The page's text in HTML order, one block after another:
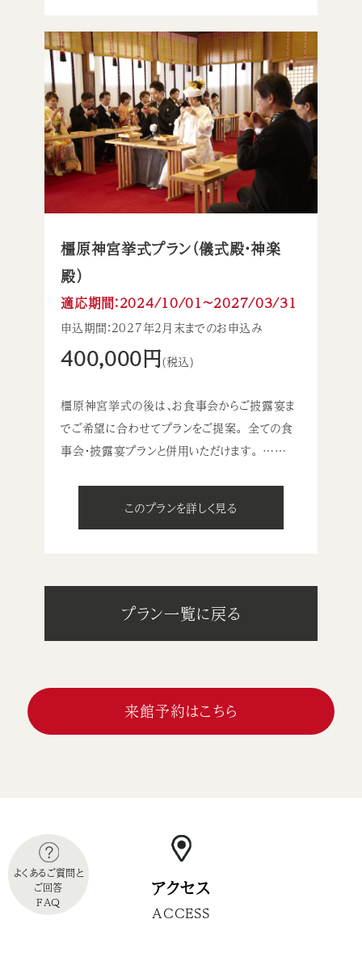
橿原神宮挙式プラン（儀式殿・神楽
殿）
適応期間：2024/10/01〜2027/03/31
申込期間：2027年2月末までのお申込み
400,000円(税込)
橿原神宮挙式の後は、お食事会からご披露宴ま
でご希望に合わせてプランをご提案。 全ての食
事会・披露宴プランと併用いただけます。 ……
このプランを詳しく見る
プラン一覧に戻る
来館予約はこちら
アクセス
ACCESS
よくあるご質問と
ご回答
FAQ